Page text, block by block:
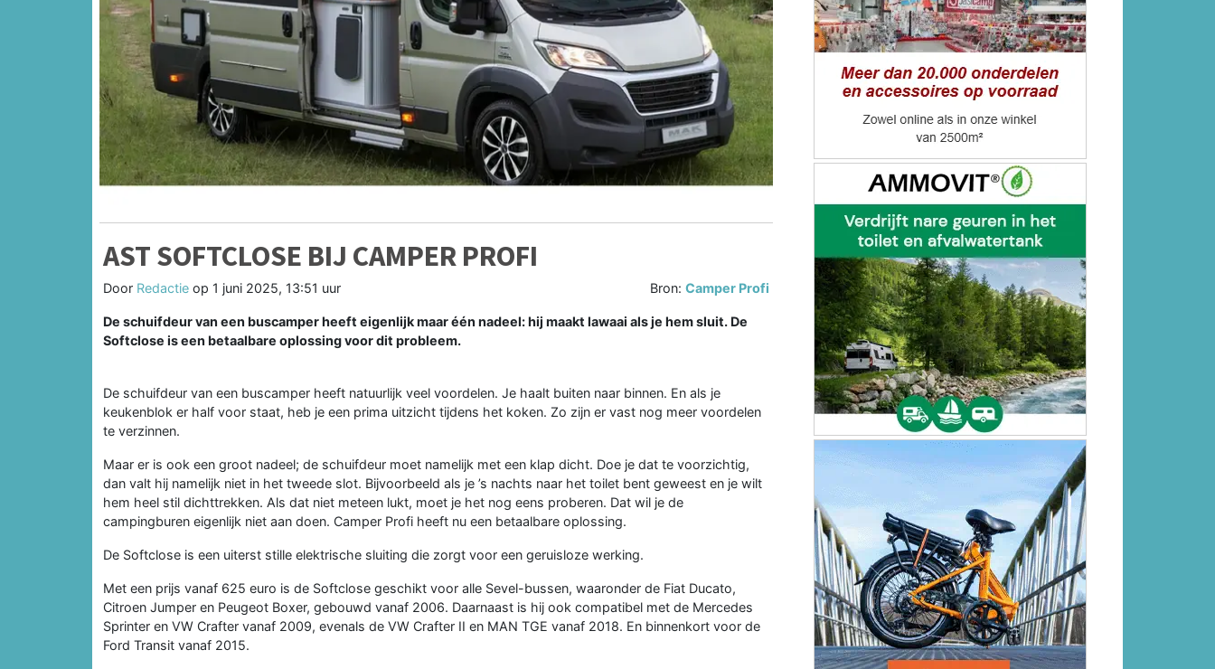
AST SOFTCLOSE BIJ CAMPER PROFI
Door Redactie op 1 juni 2025, 13:51 uur Bron:Camper Profi
De schuifdeur van een buscamper heeft eigenlijk maar één nadeel: hij maakt lawaai als je hem sluit. De
Softclose is een betaalbare oplossing voor dit probleem.
De schuifdeur van een buscamper heeft natuurlijk veel voordelen. Je haalt buiten naar binnen. En als je
keukenblok er half voor staat, heb je een prima uitzicht tijdens het koken. Zo zijn er vast nog meer voordelen
te verzinnen.
Maar er is ook een groot nadeel; de schuifdeur moet namelijk met een klap dicht. Doe je dat te voorzichtig,
dan valt hij namelijk niet in het tweede slot. Bijvoorbeeld als je ’s nachts naar het toilet bent geweest en je wilt
hem heel stil dichttrekken. Als dat niet meteen lukt, moet je het nog eens proberen. Dat wil je de
campingburen eigenlijk niet aan doen. Camper Profi heeft nu een betaalbare oplossing.
De Softclose is een uiterst stille elektrische sluiting die zorgt voor een geruisloze werking.
Met een prijs vanaf 625 euro is de Softclose geschikt voor alle Sevel-bussen, waaronder de Fiat Ducato,
Citroen Jumper en Peugeot Boxer, gebouwd vanaf 2006. Daarnaast is hij ook compatibel met de Mercedes
Sprinter en VW Crafter vanaf 2009, evenals de VW Crafter II en MAN TGE vanaf 2018. En binnenkort voor de
Ford Transit vanaf 2015.